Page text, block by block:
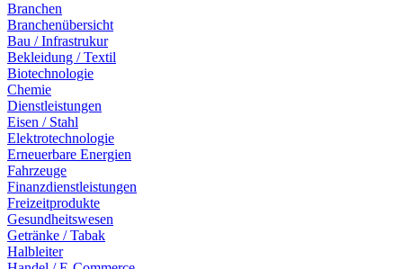
Branchen
Branchenübersicht
Bau / Infrastrukur
Bekleidung / Textil
Biotechnologie
Chemie
Dienstleistungen
Eisen / Stahl
Elektrotechnologie
Erneuerbare Energien
Fahrzeuge
Finanzdienstleistungen
Freizeitprodukte
Gesundheitswesen
Getränke / Tabak
Halbleiter